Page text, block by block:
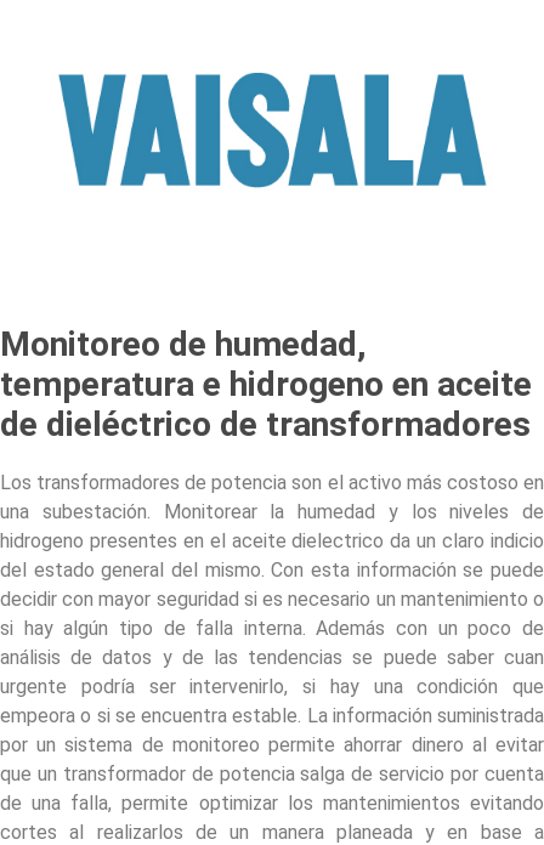
Monitoreo de humedad,
temperatura e hidrogeno en aceite
de dieléctrico de transformadores
Los transformadores de potencia son el activo más costoso en
una subestación. Monitorear la humedad y los niveles de
hidrogeno presentes en el aceite dielectrico da un claro indicio
del estado general del mismo. Con esta información se puede
decidir con mayor seguridad si es necesario un mantenimiento o
si hay algún tipo de falla interna. Además con un poco de
análisis de datos y de las tendencias se puede saber cuan
urgente podría ser intervenirlo, si hay una condición que
empeora o si se encuentra estable. La información suministrada
por un sistema de monitoreo permite ahorrar dinero al evitar
que un transformador de potencia salga de servicio por cuenta
de una falla, permite optimizar los mantenimientos evitando
cortes al realizarlos de un manera planeada y en base a